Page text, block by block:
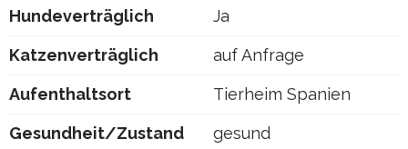
Hundeverträglich Ja
Katzenverträglich auf Anfrage
Aufenthaltsort Tierheim Spanien
Gesundheit/Zustand gesund